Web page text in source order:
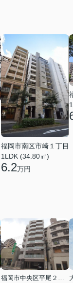
福岡市南区市崎１丁目
1LDK (34.80㎡)
6.2万円
福岡市中央区平尾２丁目